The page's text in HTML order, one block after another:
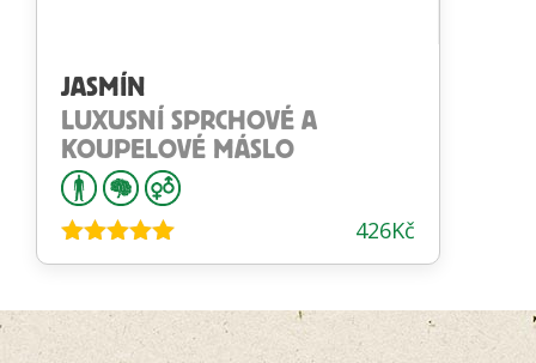
JASMÍN
LUXUSNÍ SPRCHOVÉ A
KOUPELOVÉ MÁSLO
Hodnocení
426Kč